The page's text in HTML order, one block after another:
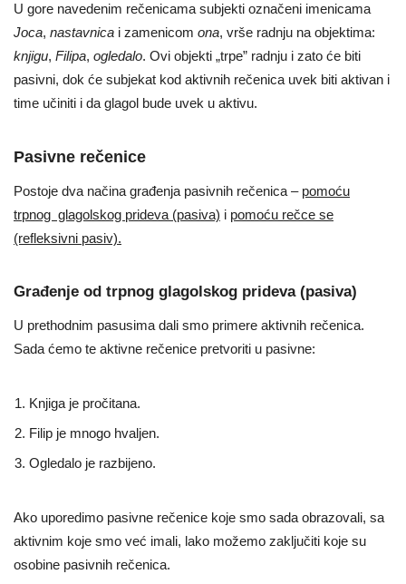
U gore navedenim rečenicama subjekti označeni imenicama
Joca, nastavnica i zamenicom ona, vrše radnju na objektima:
knjigu, Filipa, ogledalo. Ovi objekti „trpe” radnju i zato će biti
pasivni, dok će subjekat kod aktivnih rečenica uvek biti aktivan i
time učiniti i da glagol bude uvek u aktivu.
Pasivne rečenice
Postoje dva načina građenja pasivnih rečenica – pomoću
trpnog glagolskog prideva (pasiva) i pomoću rečce se
(refleksivni pasiv).
Građenje od trpnog glagolskog prideva (pasiva)
U prethodnim pasusima dali smo primere aktivnih rečenica.
Sada ćemo te aktivne rečenice pretvoriti u pasivne:
Knjiga je pročitana.
Filip je mnogo hvaljen.
Ogledalo je razbijeno.
Ako uporedimo pasivne rečenice koje smo sada obrazovali, sa
aktivnim koje smo već imali, lako možemo zaključiti koje su
osobine pasivnih rečenica.